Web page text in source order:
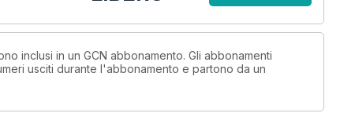
inclusi in un GCN abbonamento. Gli abbonamenti
usciti durante l'abbonamento e partono da un